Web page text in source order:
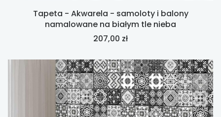
Tapeta - Akwarela - samoloty i balony
namalowane na białym tle nieba
Cena
207,00 zł